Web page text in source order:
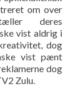
om over
deres
vist aldrig i
dog
vist pænt
dog
Zulu.